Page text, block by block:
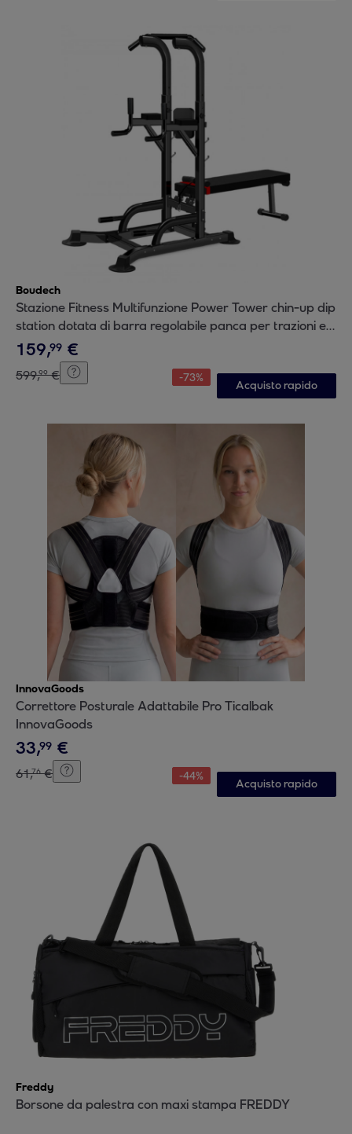
Boudech
Stazione Fitness Multifunzione Power Tower chin-up dip
station dotata di barra regolabile panca per trazioni e
addominali
159,99 €
599,99 € -73%
Acquisto rapido
InnovaGoods
Correttore Posturale Adattabile Pro Ticalbak
InnovaGoods
33,99 €
61,76 € -44%
Acquisto rapido
Freddy
Borsone da palestra con maxi stampa FREDDY